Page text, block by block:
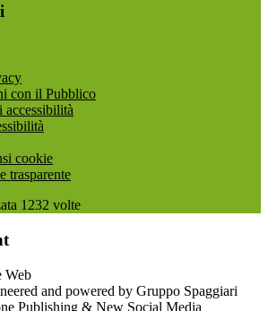
con il Pubblico
accessibilità
cookie
trasparente
1232 volte
and powered by Gruppo Spaggiari
Publishing & New Social Media